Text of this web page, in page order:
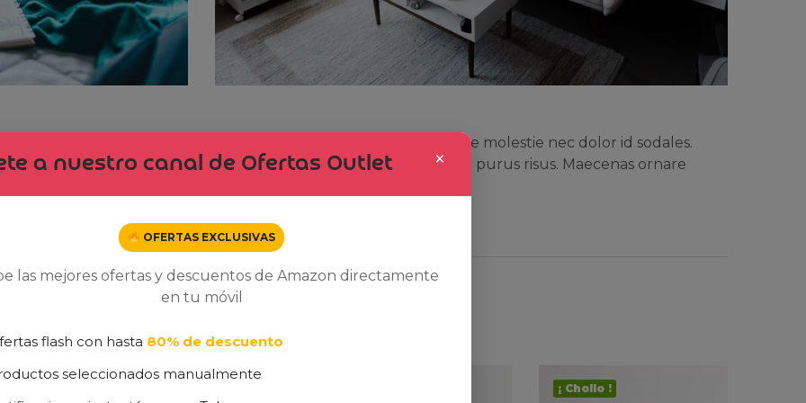
mollis sapien, vel dignissim erat vestibulum non. Quisque molestie nec dolor id sodales.
ultrices at justo sed iaculis. Curabitur eget egestas ante. Ut vel purus risus. Maecenas ornare
¡ Chollo !
×
a nuestro canal de Ofertas Outlet
OFERTAS EXCLUSIVAS
las mejores ofertas y descuentos de Amazon directamente
en tu móvil
flash con hasta 80% de descuento
seleccionados manualmente